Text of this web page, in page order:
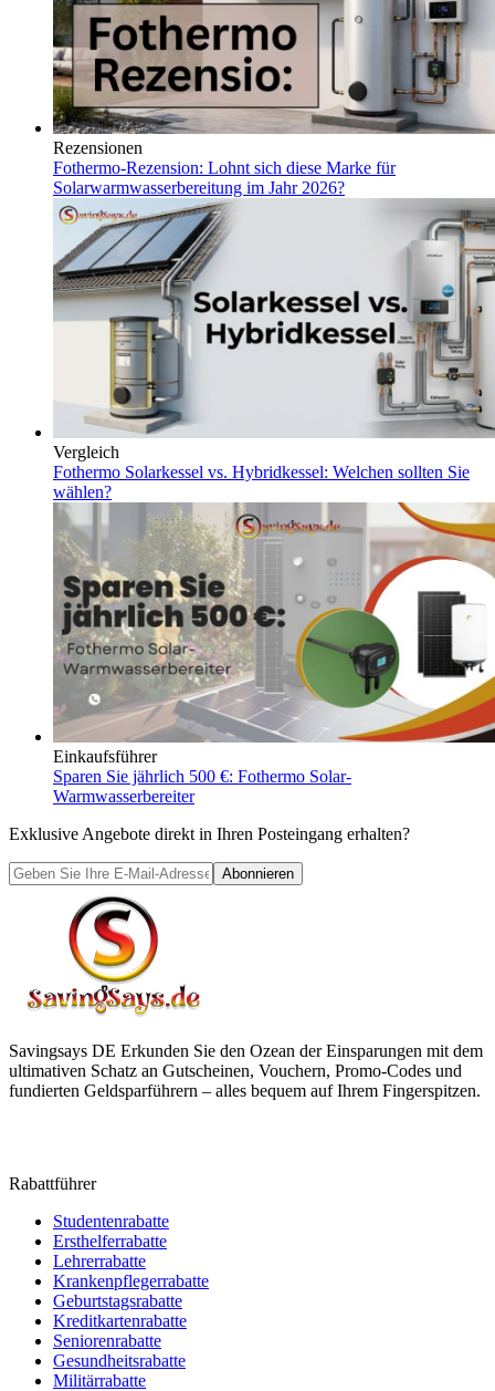
Rezensionen
Fothermo-Rezension: Lohnt sich diese Marke für
Solarwarmwasserbereitung im Jahr 2026?
Vergleich
Fothermo Solarkessel vs. Hybridkessel: Welchen sollten Sie
wählen?
Einkaufsführer
Sparen Sie jährlich 500 €: Fothermo Solar-
Warmwasserbereiter
Exklusive Angebote direkt in Ihren Posteingang erhalten?
Abonnieren
Savingsays DE Erkunden Sie den Ozean der Einsparungen mit dem
ultimativen Schatz an Gutscheinen, Vouchern, Promo-Codes und
fundierten Geldsparführern – alles bequem auf Ihrem Fingerspitzen.
Rabattführer
Studentenrabatte
Ersthelferrabatte
Lehrerrabatte
Krankenpflegerrabatte
Geburtstagsrabatte
Kreditkartenrabatte
Seniorenrabatte
Gesundheitsrabatte
Militärrabatte